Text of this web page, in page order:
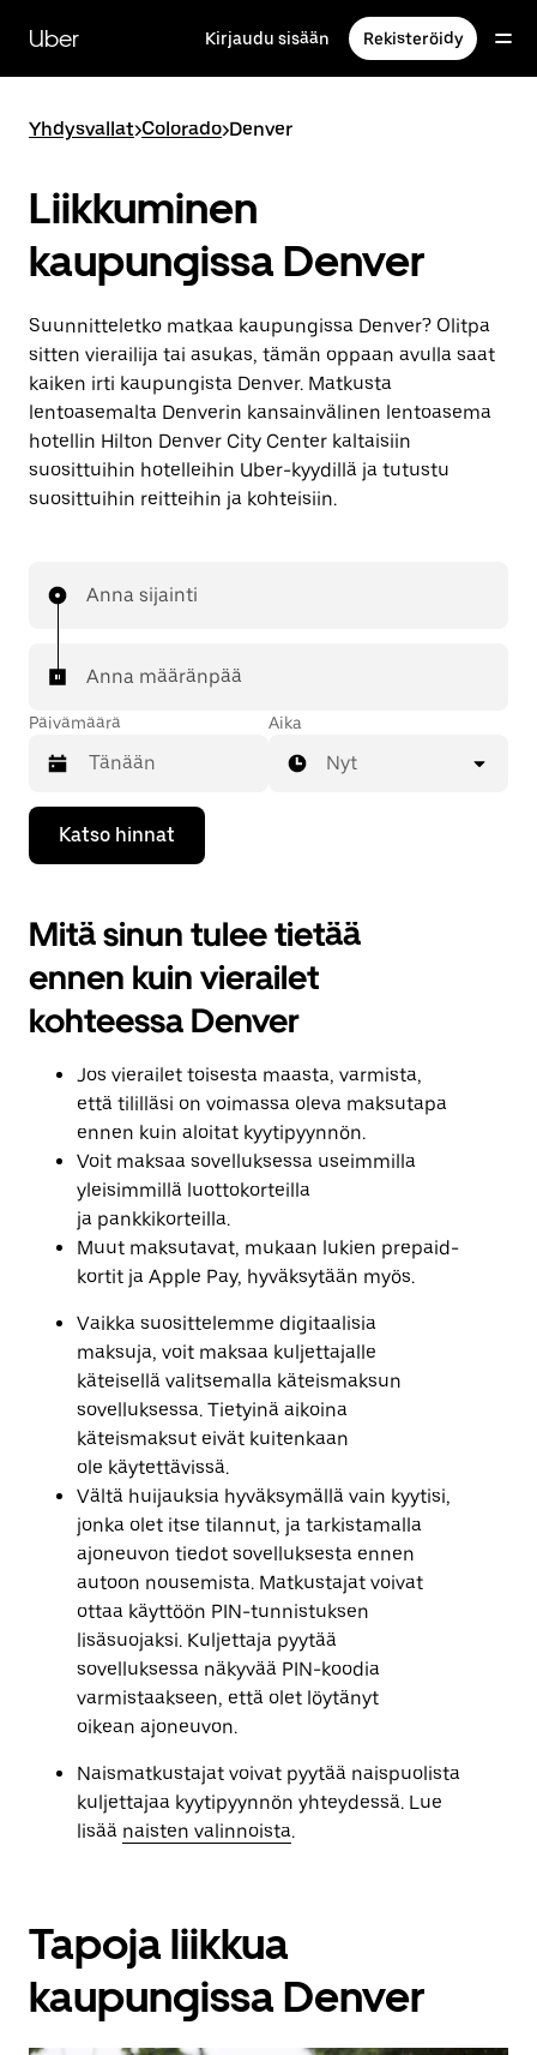
siirry
pääsisältöön
Uber Kirjaudu sisään Rekisteröidy
Yhdysvallat>Colorado>Denver
Liikkuminen
kaupungissa Denver
Suunnitteletko matkaa kaupungissa Denver? Olitpa
sitten vierailija tai asukas, tämän oppaan avulla saat
kaiken irti kaupungista Denver. Matkusta
lentoasemalta Denverin kansainvälinen lentoasema
hotellin Hilton Denver City Center kaltaisiin
suosittuihin hotelleihin Uber-kyydillä ja tutustu
suosittuihin reitteihin ja kohteisiin.
Anna sijainti
Anna määränpää
Päivämäärä
Valitse
päivämäärä
kalenterissa
nuolinäppäimellä.
Sulje
kalenteri
Esc-
painikkeella.
Aika
Nyt
Katso hinnat
Mitä sinun tulee tietää
ennen kuin vierailet
kohteessa Denver
Jos vierailet toisesta maasta, varmista,
että tililläsi on voimassa oleva maksutapa
ennen kuin aloitat kyytipyynnön.
Voit maksaa sovelluksessa useimmilla
yleisimmillä luottokorteilla
ja pankkikorteilla.
Muut maksutavat, mukaan lukien prepaid-
kortit ja Apple Pay, hyväksytään myös.
Vaikka suosittelemme digitaalisia
maksuja, voit maksaa kuljettajalle
käteisellä valitsemalla käteismaksun
sovelluksessa. Tietyinä aikoina
käteismaksut eivät kuitenkaan
ole käytettävissä.
Vältä huijauksia hyväksymällä vain kyytisi,
jonka olet itse tilannut, ja tarkistamalla
ajoneuvon tiedot sovelluksesta ennen
autoon nousemista. Matkustajat voivat
ottaa käyttöön PIN-tunnistuksen
lisäsuojaksi. Kuljettaja pyytää
sovelluksessa näkyvää PIN-koodia
varmistaakseen, että olet löytänyt
oikean ajoneuvon.
Naismatkustajat voivat pyytää naispuolista
kuljettajaa kyytipyynnön yhteydessä. Lue
lisää naisten valinnoista.
Tapoja liikkua
kaupungissa Denver